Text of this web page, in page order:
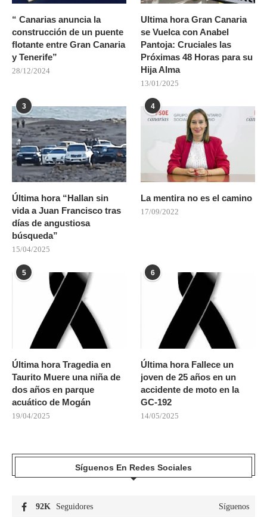
“ Canarias anuncia la
construcción de un puente
flotante entre Gran Canaria
y Tenerife”
28/12/2024
Ultima hora Gran Canaria
se Vuelca con Anabel
Pantoja: Cruciales las
Próximas 48 Horas para su
Hija Alma
13/01/2025
3
Última hora “Hallan sin
vida a Juan Francisco tras
días de angustiosa
búsqueda”
15/04/2025
4
La mentira no es el camino
17/09/2022
5
Última hora Tragedia en
Taurito Muere una niña de
dos años en parque
acuático de Mogán
19/04/2025
6
Última hora Fallece un
joven de 25 años en un
accidente de moto en la
GC-192
14/05/2025
Síguenos En Redes Sociales
92K Seguidores Síguenos